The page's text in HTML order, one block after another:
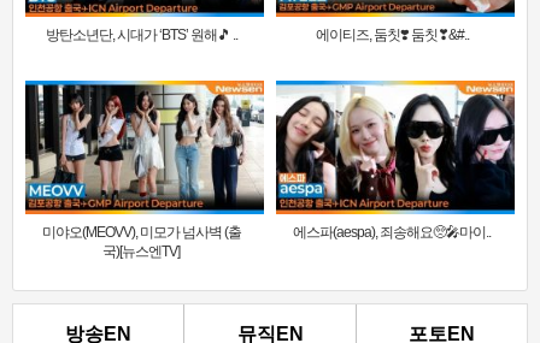
방탄소년단, 시대가 ‘BTS’ 원해🎵 .. 에이티즈, 둠칫❣️ 둠칫❣&#..
미야오(MEOVV), 미모가 넘사벽 (출
국)[뉴스엔TV]
에스파(aespa), 죄송해요🥺🎤마이..
방송EN 뮤직EN 포토EN